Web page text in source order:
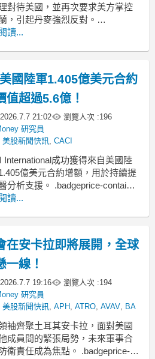
對待美國，並再次要求美方掌控
，引起丹麥強烈反對。
container {
!important;
讀...
國陸軍1.405億美元合約
值超過5.6億！
2026.7.7 21:02 瀏覽人次 :196
研究員
美股新聞快訊, CACI
International成功獲得來自美國陸
億美元合約增額，用於持續提
分析支援。 .badgeprice-container
!important;
讀...
在安卡拉即將展開，全球
一線！
2026.7.7 19:16 瀏覽人次 :194
研究員
美股新聞快訊, APH, ATRO, AVAV, BA
袖齊聚土耳其安卡拉，面對美國
成員間的緊張局勢，未來軍事合
衛責任成為焦點。 .badgeprice-